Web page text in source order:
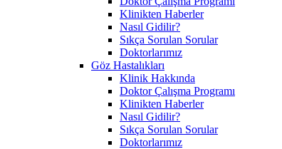
Klinikten Haberler
Nasıl Gidilir?
Sıkça Sorulan Sorular
Doktorlarımız
Göz Hastalıkları
Klinik Hakkında
Doktor Çalışma Programı
Klinikten Haberler
Nasıl Gidilir?
Sıkça Sorulan Sorular
Doktorlarımız